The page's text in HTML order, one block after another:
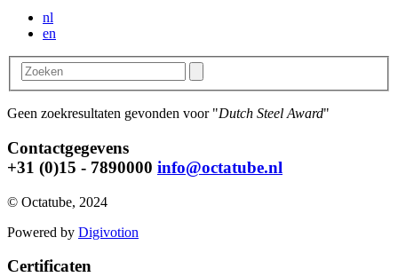
nl
en
Geen zoekresultaten gevonden voor "Dutch Steel Award"
Contactgegevens
+31 (0)15 - 7890000 info@octatube.nl
© Octatube, 2024
Powered by Digivotion
Certificaten